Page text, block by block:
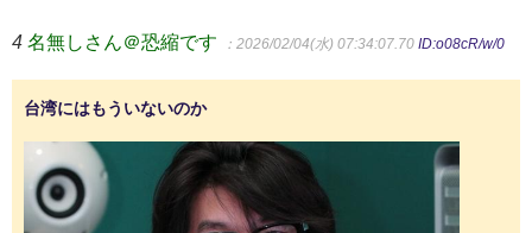
4 名無しさん＠恐縮です ：2026/02/04(水) 07:34:07.70 ID:o08cR/w/0
台湾にはもういないのか